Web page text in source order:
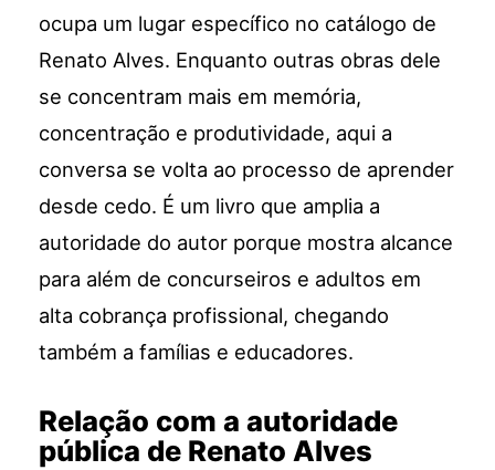
ocupa um lugar específico no catálogo de
Renato Alves. Enquanto outras obras dele
se concentram mais em memória,
concentração e produtividade, aqui a
conversa se volta ao processo de aprender
desde cedo. É um livro que amplia a
autoridade do autor porque mostra alcance
para além de concurseiros e adultos em
alta cobrança profissional, chegando
também a famílias e educadores.
Relação com a autoridade
pública de Renato Alves